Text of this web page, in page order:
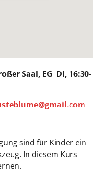
Saal, EG Di, 16:30-
sind für Kinder ein
In diesem Kurs